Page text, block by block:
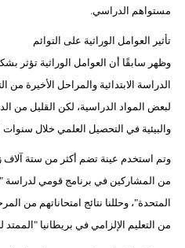
مستواهم الدراسي.
تأثير العوامل الوراثية على التوائم
وظهر سابقًا أن العوامل الوراثية تؤثر
الدراسة الابتدائية والمراحل الأخيرة من
لبعض المواد الدراسية، لكن القليل من
والبيئية في التحصيل العلمي خلال سنوات
وتم استخدم عينة تضم أكثر من ستة آلاف
من المشاركين في برنامج قومي لدراسة
المتحدة"، وحللنا نتائج امتحاناتهم من
من التعليم الإلزامي في بريطانيا "الممتد